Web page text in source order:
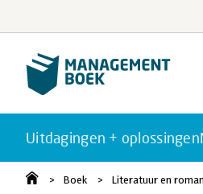
Uitdagingen + oplossingen
Boek Literatuur en